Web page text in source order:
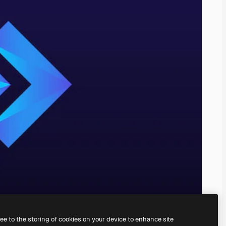
to the storing of cookies on your device to enhance site